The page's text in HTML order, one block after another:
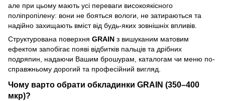
але при цьому мають усі переваги високоякісного
поліпропілену: вони не бояться вологи, не затираються та
надійно захищають вміст від будь-яких зовнішніх впливів.
Структурована поверхня GRAIN з вишуканим матовим
ефектом запобігає появі відбитків пальців та дрібних
подряпин, надаючи Вашим брошурам, каталогам чи меню по-
справжньому дорогий та професійний вигляд.
Чому варто обрати обкладинки GRAIN (350–400
мкр)?